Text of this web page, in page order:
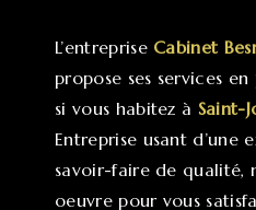
L’entreprise Cabinet
propose ses services en
si vous habitez à Saint-
Entreprise usant d’une
savoir-faire de qualité,
oeuvre pour vous